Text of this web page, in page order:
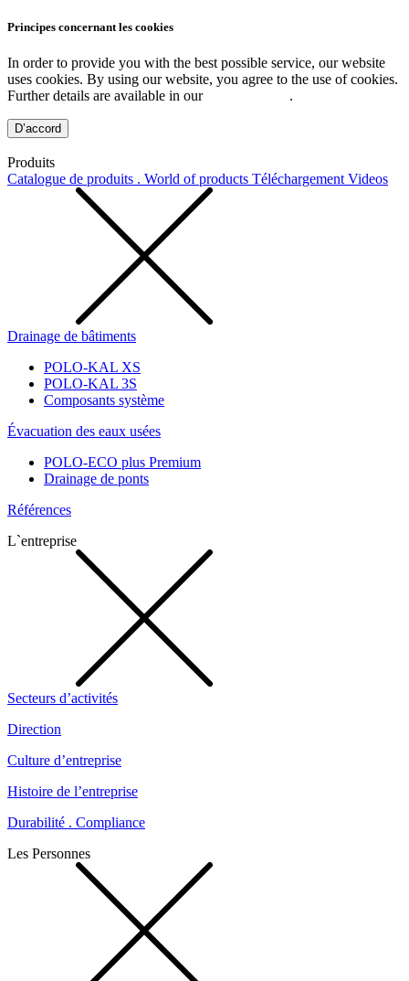
Principes concernant les cookies
In order to provide you with the best possible service, our website
uses cookies. By using our website, you agree to the use of cookies.
Further details are available in our
.
D’accord
Produits
Catalogue de produits . World of products Téléchargement Videos
Drainage de bâtiments
POLO-KAL XS
POLO-KAL 3S
Composants système
Évacuation des eaux usées
POLO-ECO plus Premium
Drainage de ponts
Références
L`entreprise
Secteurs d’activités
Direction
Culture d’entreprise
Histoire de l’entreprise
Durabilité . Compliance
Les Personnes